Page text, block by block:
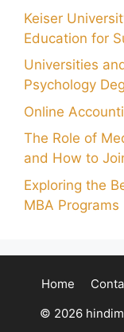
Keiser
Education for
Universities
Psychology
Online
The Role of
and How to
Exploring the
MBA Programs
Home
© 2026